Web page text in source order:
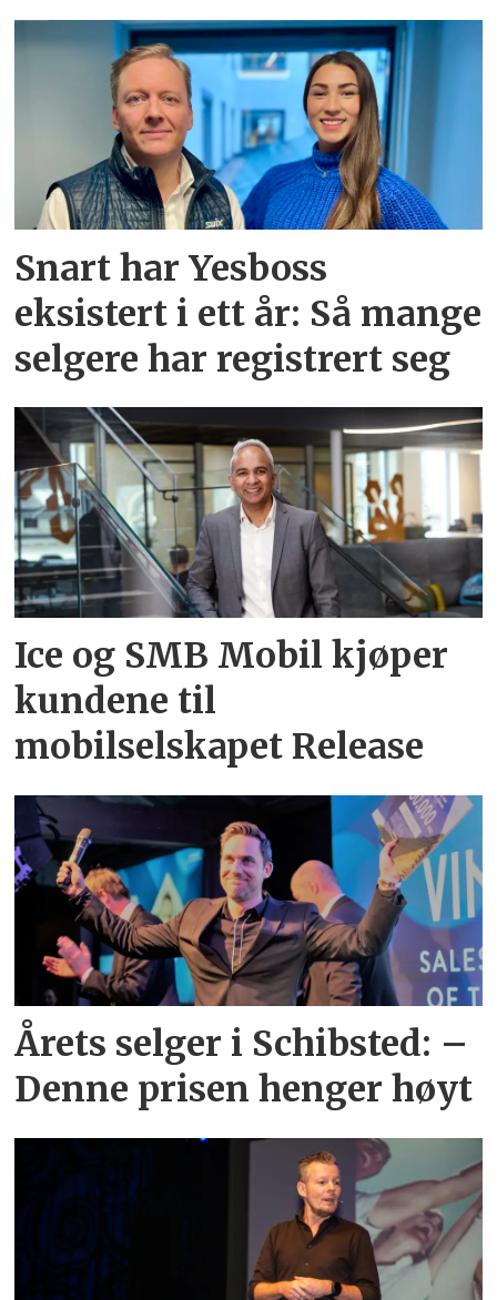
Snart har Yesboss
eksistert i ett år: Så mange
selgere har registrert seg
Ice og SMB Mobil kjøper
kundene til
mobilselskapet Release
Årets selger i Schibsted: –
Denne prisen henger høyt